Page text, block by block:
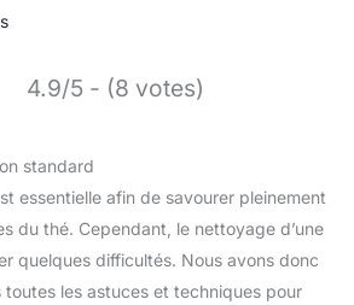
4.9/5 - (8 votes)
essentielle afin de savourer pleinement
du thé. Cependant, le nettoyage d’une
quelques difficultés. Nous avons donc
toutes les astuces et techniques pour